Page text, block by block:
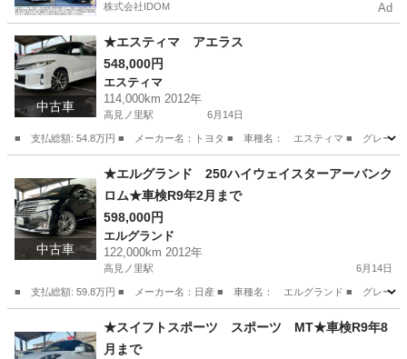
株式会社IDOM Ad
中古車
★エスティマ アエラス
548,000円
エスティマ
114,000km 2012年
高見ノ里駅 6月14日
■ 支払総額: 54.8万円 ■ メーカー名：トヨタ ■ 車種名： エスティマ ■ グレード
高見ノ里駅 エスティマ
中古車
★エルグランド 250ハイウェイスターアーバンク
ロム★車検R9年2月まで
598,000円
エルグランド
122,000km 2012年
高見ノ里駅 6月14日
■ 支払総額: 59.8万円 ■ メーカー名：日産 ■ 車種名： エルグランド ■ グレード
高見ノ里駅 エルグランド
★スイフトスポーツ スポーツ MT★車検R9年8
月まで